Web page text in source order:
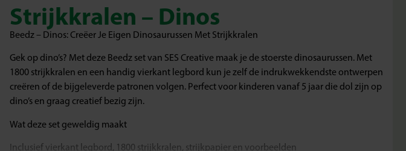
Strijkkralen – Dinos
Beedz – Dinos: Creëer Je Eigen Dinosaurussen Met Strijkkralen
Gek op dino’s? Met deze Beedz set van SES Creative maak je de stoerste dinosaurussen. Met
1800 strijkkralen en een handig vierkant legbord kun je zelf de indrukwekkendste ontwerpen
creëren of de bijgeleverde patronen volgen. Perfect voor kinderen vanaf 5 jaar die dol zijn op
dino’s en graag creatief bezig zijn.
Wat deze set geweldig maakt
Inclusief vierkant legbord, 1800 strijkkralen, strijkpapier en voorbeelden